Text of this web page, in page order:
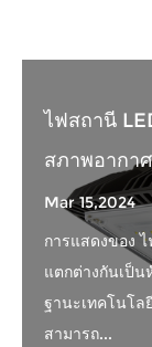
ไฟสถานี
สภาพอากา
Mar 15,2024
การแสดงของ
แตกต่างกันเป็น
ฐานะเทคโนโล
สามารถ...